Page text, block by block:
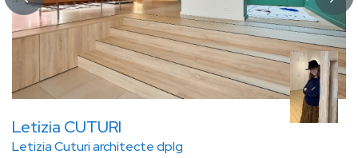
Letizia CUTURI
Letizia Cuturi architecte dplg